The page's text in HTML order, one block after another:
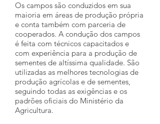
Os campos são conduzidos em sua
maioria em áreas de produção própria
e conta também com parceria de
cooperados. A condução dos campos
é feita com técnicos capacitados e
com experiência para a produção de
sementes de altíssima qualidade. São
utilizadas as melhores tecnologias de
produção agrícolas e de sementes,
seguindo todas as exigências e os
padrões oficiais do Ministério da
Agricultura.